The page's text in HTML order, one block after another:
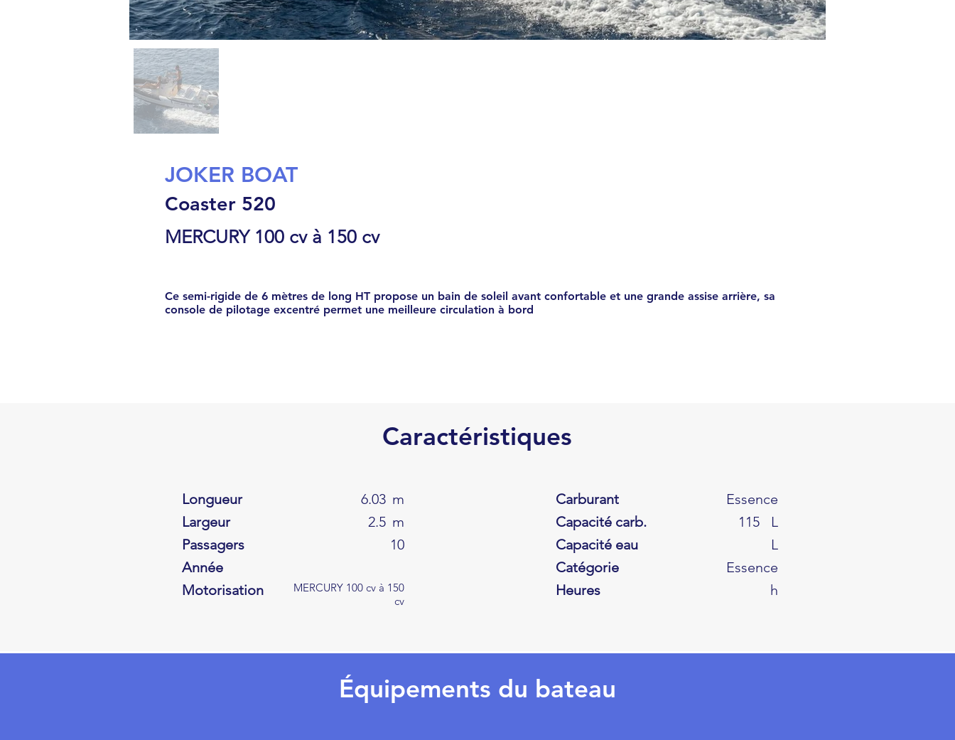
JOKER BOAT
Coaster 520
MERCURY 100 cv à 150 cv
Ce semi-rigide de 6 mètres de long HT propose un bain de soleil avant confortable et une grande assise arrière, sa
console de pilotage excentré permet une meilleure circulation à bord
Caractéristiques
Longueur m
6.03
Largeur
m
2.5
Passagers
10
Année
Motorisation
MERCURY 100 cv à 150
cv
Carburant
Essence
Capacité carb.
L
115
Capacité eau
L
Catégorie
Essence
Heures
h
Équipements du bateau